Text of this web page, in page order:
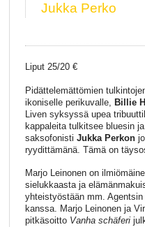
Jukka Perko
Liput 25/20 €
Pidättelemättömien
ikoniselle perikuvalle, Billie
Liven syksyssä upea
kappaleita tulkitsee bluesin
saksofonisti Jukka Perkon
ryydittämänä. Tämä on
Marjo Leinonen on
sielukkaasta ja
yhteistyöstään mm.
kanssa. Marjo Leinonen ja
pitkäsoitto Vanha schäferi